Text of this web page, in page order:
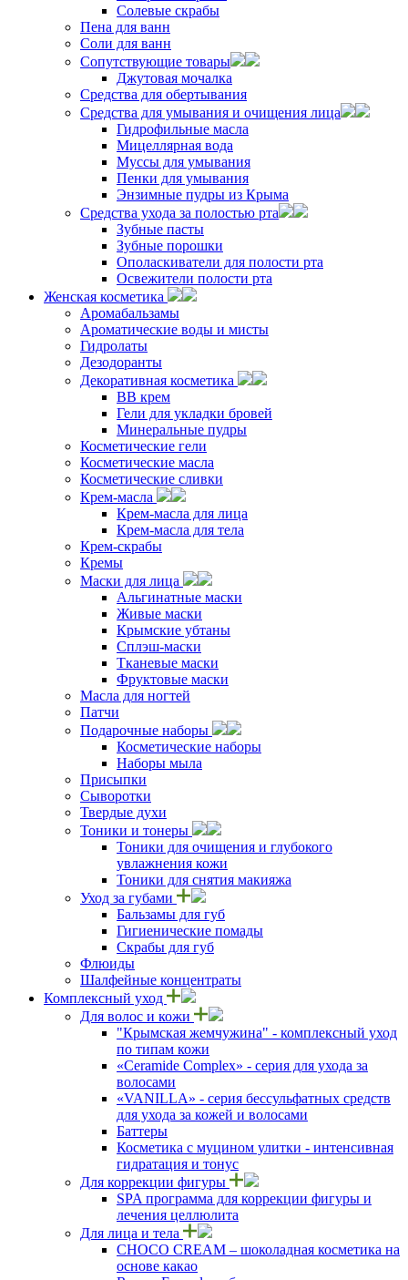
Солевые скрабы
Пена для ванн
Соли для ванн
Сопутствующие товары
Джутовая мочалка
Средства для обертывания
Средства для умывания и очищения лица
Гидрофильные масла
Мицеллярная вода
Муссы для умывания
Пенки для умывания
Энзимные пудры из Крыма
Средства ухода за полостью рта
Зубные пасты
Зубные порошки
Ополаскиватели для полости рта
Освежители полости рта
Женская косметика
Аромабальзамы
Ароматические воды и мисты
Гидролаты
Дезодоранты
Декоративная косметика
ВВ крем
Гели для укладки бровей
Минеральные пудры
Косметические гели
Косметические масла
Косметические сливки
Крем-масла
Крем-масла для лица
Крем-масла для тела
Крем-скрабы
Кремы
Маски для лица
Альгинатные маски
Живые маски
Крымские убтаны
Сплэш-маски
Тканевые маски
Фруктовые маски
Масла для ногтей
Патчи
Подарочные наборы
Косметические наборы
Наборы мыла
Присыпки
Сыворотки
Твердые духи
Тоники и тонеры
Тоники для очищения и глубокого
увлажнения кожи
Тоники для снятия макияжа
Уход за губами
Бальзамы для губ
Гигиенические помады
Скрабы для губ
Флюиды
Шалфейные концентраты
Комплексный уход
Для волос и кожи
"Крымская жемчужина" - комплексный уход
по типам кожи
«Ceramide Complex» - серия для ухода за
волосами
«VANILLA» - серия бессульфатных средств
для ухода за кожей и волосами
Баттеры
Косметика с муцином улитки - интенсивная
гидратация и тонус
Для коррекции фигуры
SPA программа для коррекции фигуры и
лечения целлюлита
Для лица и тела
CHOCO CREAM – шоколадная косметика на
основе какао